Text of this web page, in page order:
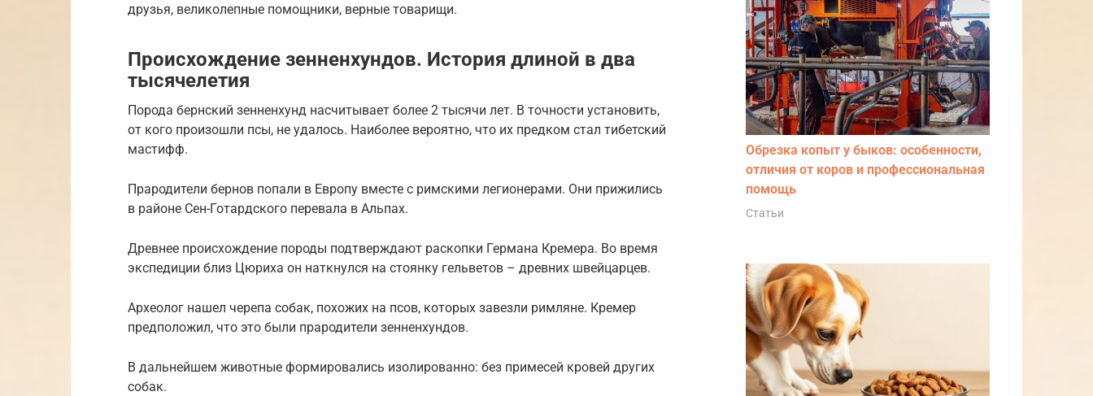
друзья, великолепные помощники, верные товарищи.
Происхождение зенненхундов. История длиной в два
тысячелетия
Порода бернский зенненхунд насчитывает более 2 тысячи лет. В точности установить,
от кого произошли псы, не удалось. Наиболее вероятно, что их предком стал тибетский
мастифф.
Прародители бернов попали в Европу вместе с римскими легионерами. Они прижились
в районе Сен-Готардского перевала в Альпах.
Древнее происхождение породы подтверждают раскопки Германа Кремера. Во время
экспедиции близ Цюриха он наткнулся на стоянку гельветов – древних швейцарцев.
Археолог нашел черепа собак, похожих на псов, которых завезли римляне. Кремер
предположил, что это были прародители зенненхундов.
В дальнейшем животные формировались изолированно: без примесей кровей других
собак.
Обрезка копыт у быков: особенности,
отличия от коров и профессиональная
помощь
Статьи